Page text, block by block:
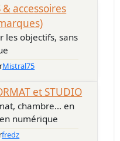
& accessoires
les objectifs, sans
Mistral75
et STUDIO
chambre... en
numérique
fredz